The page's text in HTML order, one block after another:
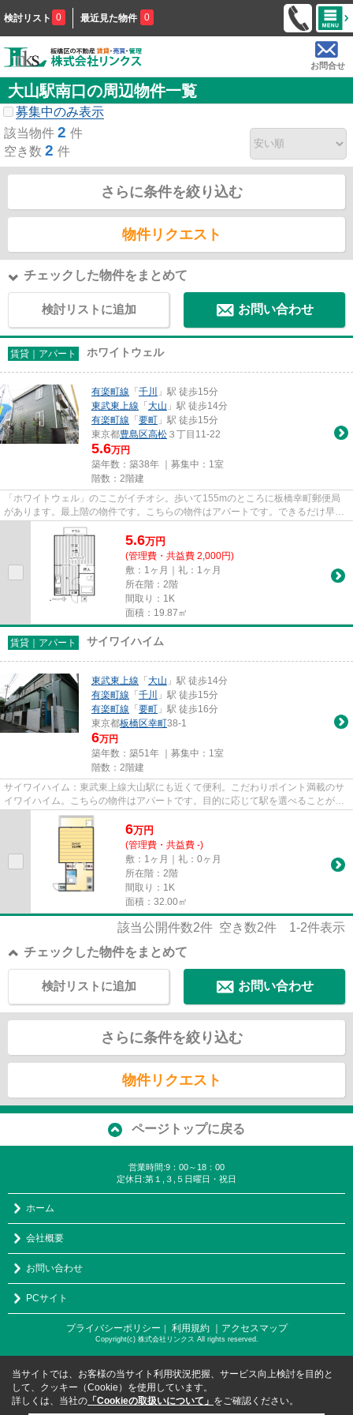
検討リスト 0 最近見た物件 0
お問合せ
大山駅南口の周辺物件一覧
募集中のみ表示
該当物件 2 件
空き数 2 件
さらに条件を絞り込む
物件リクエスト
チェックした物件をまとめて
検討リストに追加 お問い合わせ
賃貸｜アパート ホワイトウェル
有楽町線 「 千川
」駅 徒歩15分
東武東上線 「 大山 」駅 徒歩14分
有楽町線 「 要町 」駅 徒歩15分
東京都豊島区高松 ３丁目11-22
5.6万円
築年数：築38年 ｜募集中： 1室
階数：2階建
「ホワイトウェル」のここがイチオシ。歩いて155mのところに板橋幸町郵便局
があります。最上階の物件です。こちらの物件はアパートです。できるだけ早め
に不動産情報を集めたい方は当...
5.6万円
(管理費・共益費 2,000円)
敷：1ヶ月｜礼：1ヶ月
所在階：2階
間取り：1K
面積：19.87㎡
賃貸｜アパート サイワイハイム
東武東上線 「 大山 」駅 徒歩14分
有楽町線 「 千川
」駅 徒歩15分
有楽町線 「 要町 」駅 徒歩16分
東京都板橋区幸町38-1
6万円
築年数：築51年 ｜募集中： 1室
階数：2階建
サイワイハイム：東武東上線大山駅にも近くて便利。こだわりポイント満載のサ
イワイハイム。こちらの物件はアパートです。目的に応じて駅を選べることが、
2駅利用できるこの物件のメリ...
6万円
(管理費・共益費 -)
敷：1ヶ月｜礼：0ヶ月
所在階：2階
間取り：1K
面積：32.00㎡
該当公開件数2件 空き数2件 1-2件表示
チェックした物件をまとめて
お問い合わせ
検討リストに追加
さらに条件を絞り込む
物件リクエスト
ページトップに戻る
営業時間:9：00～18：00
定休日:第１,３,５日曜日・祝日
ホーム
会社概要
お問い合わせ
PCサイト
プライバシーポリシー ｜ 利用規約 ｜アクセスマップ
Copyright(c) 株式会社リンクス All rights reserved.
当サイトでは、お客様の当サイト利用状況把握、サービス向上検討を目的と
して、クッキー（Cookie）を使用しています。
詳しくは、当社の 「Cookieの取扱いについて」 をご確認ください。